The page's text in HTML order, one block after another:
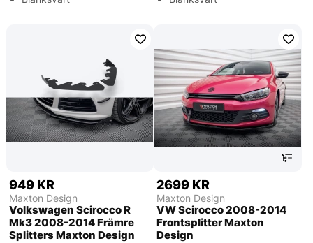
949 KR
Maxton Design
Volkswagen Scirocco R
Mk3 2008-2014 Främre
Splitters Maxton Design
2699 KR
Maxton Design
VW Scirocco 2008-2014
Frontsplitter Maxton
Design